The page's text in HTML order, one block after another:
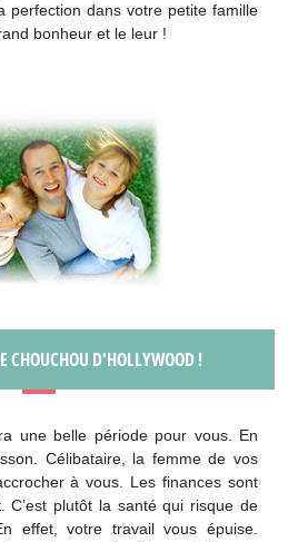
perfection dans votre petite famille
bonheur et le leur !
CHOUCHOU D'HOLLYWOOD !
une belle période pour vous. En
Célibataire, la femme de vos
à vous. Les finances sont
C’est plutôt la santé qui risque de
effet, votre travail vous épuise.